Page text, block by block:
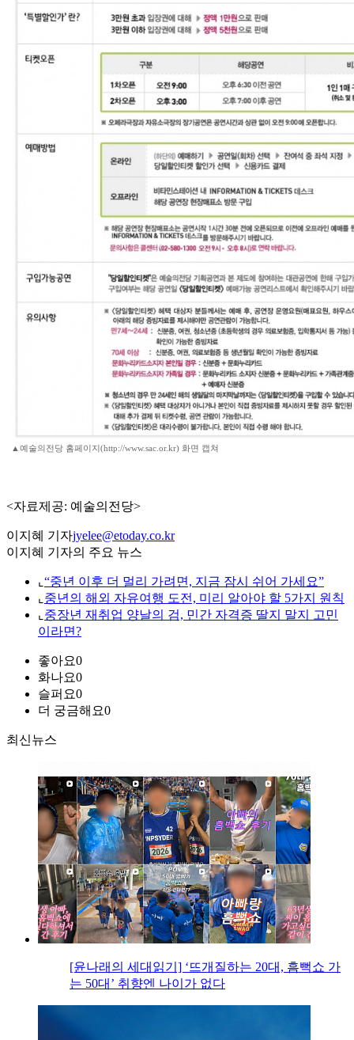
▲예술의전당 홈페이지(http://www.sac.or.kr) 화면 캡쳐
<자료제공: 예술의전당>
이지혜 기자jyelee@etoday.co.kr
이지혜 기자의 주요 뉴스
⌞ “중년 이후 더 멀리 가려면, 지금 잠시 쉬어 가세요”
⌞ 중년의 해외 자유여행 도전, 미리 알아야 할 5가지 원칙
⌞ 중장년 재취업 양날의 검, 민간 자격증 딸지 말지 고민
이라면?
좋아요0
화나요0
슬퍼요0
더 궁금해요0
최신뉴스
[윤나래의 세대읽기] ‘뜨개질하는 20대, 흠뻑쇼 가
는 50대’ 취향엔 나이가 없다